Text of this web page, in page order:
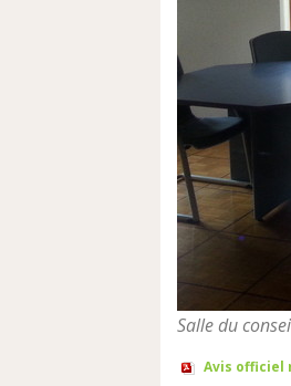
Salle du
Avis officiel